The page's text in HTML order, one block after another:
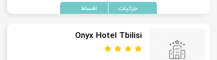
Onyx Hotel Tbilisi